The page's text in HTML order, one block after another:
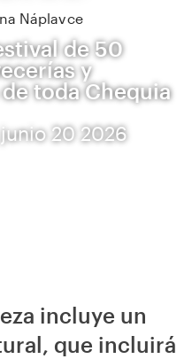
de 50
y
toda Chequia
20 2026
incluye un
que incluirá